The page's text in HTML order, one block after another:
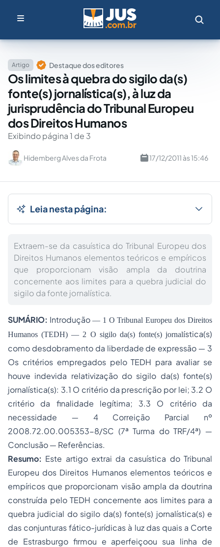
Artigo Destaque dos editores
Os limites à quebra do sigilo da(s)
fonte(s) jornalística(s), à luz da
jurisprudência do Tribunal Europeu
dos Direitos Humanos
Exibindo página 1 de 3
Hidemberg Alves da Frota 17/12/2011 às 15:46
Leia nesta página:
Extraem-se da casuística do Tribunal Europeu dos
Direitos Humanos elementos teóricos e empíricos
que proporcionam visão ampla da doutrina
concernente aos limites para a quebra judicial do
sigilo da fonte jornalística.
SUMÁRIO: Introdução ― 1 O Tribunal Europeu dos Direitos
Humanos (TEDH) ― 2 O sigilo da(s) fonte(s) jornalística(s)
como desdobramento da liberdade de expressão― 3
Os critérios empregados pelo TEDH para avaliar se
houve indevida relativização do sigilo da(s) fonte(s)
jornalística(s): 3.1 O critério da prescrição por lei; 3.2 O
critério da finalidade legítima; 3.3 O critério da
necessidade ― 4 Correição Parcial nº
2008.72.00.005353-8/SC (7ª Turma do TRF/4ª) ―
Conclusão ― Referências.
Resumo: Este artigo extrai da casuística do Tribunal
Europeu dos Direitos Humanos elementos teóricos e
empíricos que proporcionam visão ampla da doutrina
construída pelo TEDH concernente aos limites para a
quebra judicial do sigilo da(s) fonte(s) jornalística(s) e
das conjunturas fático-jurídicas à luz das quais a Corte
de Estrasburgo firmou e aperfeiçoou sua linha de